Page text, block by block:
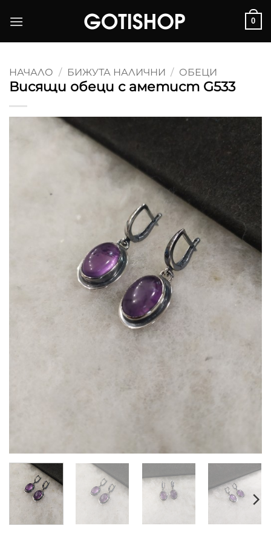
0
НАЧАЛО / БИЖУТА НАЛИЧНИ / ОБЕЦИ
Висящи обеци с аметист G533